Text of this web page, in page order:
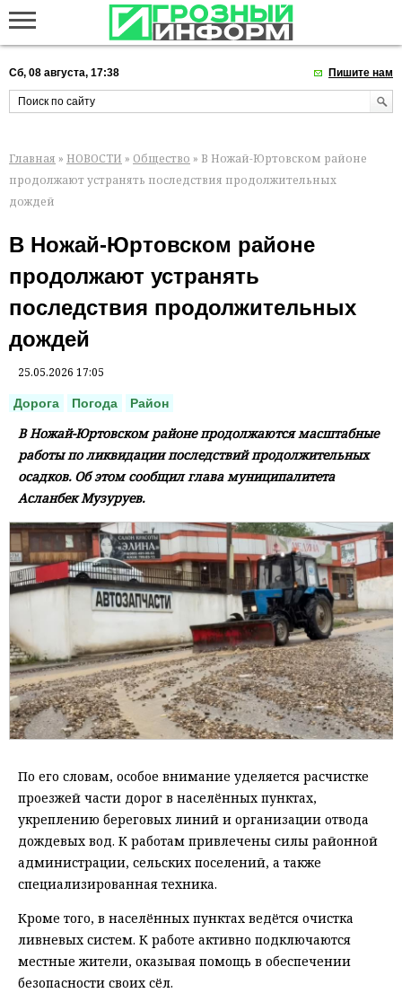
Сб, 08 августа, 17:38 Пишите нам
Главная » НОВОСТИ » Общество » В Ножай-Юртовском районе
продолжают устранять последствия продолжительных
дождей
В Ножай-Юртовском районе
продолжают устранять
последствия продолжительных
дождей
25.05.2026 17:05
Дорога Погода Район
В Ножай-Юртовском районе продолжаются масштабные
работы по ликвидации последствий продолжительных
осадков. Об этом сообщил глава муниципалитета
Асланбек Музуруев.
По его словам, особое внимание уделяется расчистке
проезжей части дорог в населённых пунктах,
укреплению береговых линий и организации отвода
дождевых вод. К работам привлечены силы районной
администрации, сельских поселений, а также
специализированная техника.
Кроме того, в населённых пунктах ведётся очистка
ливневых систем. К работе активно подключаются
местные жители, оказывая помощь в обеспечении
безопасности своих сёл.